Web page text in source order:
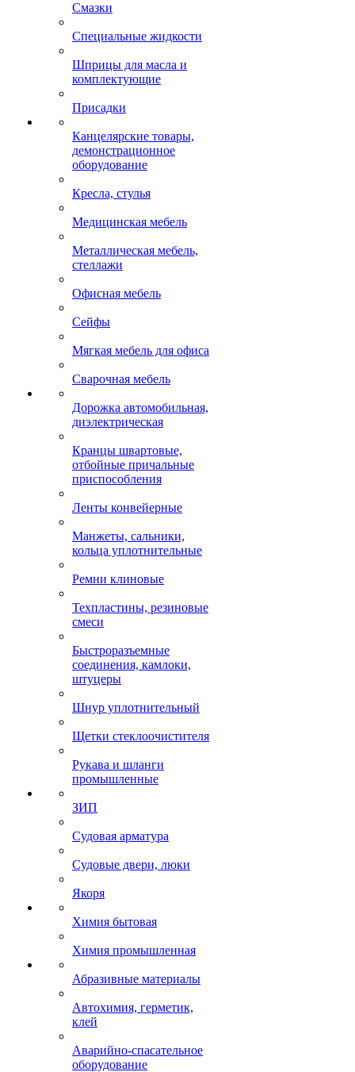
Смазки
Специальные жидкости
Шприцы для масла и
комплектующие
Присадки
Канцелярские товары,
демонстрационное
оборудование
Кресла, стулья
Медицинская мебель
Металлическая мебель,
стеллажи
Офисная мебель
Сейфы
Мягкая мебель для офиса
Сварочная мебель
Дорожка автомобильная,
диэлектрическая
Кранцы швартовые,
отбойные причальные
приспособления
Ленты конвейерные
Манжеты, сальники,
кольца уплотнительные
Ремни клиновые
Техпластины, резиновые
смеси
Быстроразъемные
соединения, камлоки,
штуцеры
Шнур уплотнительный
Щетки стеклоочистителя
Рукава и шланги
промышленные
ЗИП
Судовая арматура
Судовые двери, люки
Якоря
Химия бытовая
Химия промышленная
Абразивные материалы
Автохимия, герметик,
клей
Аварийно-спасательное
оборудование